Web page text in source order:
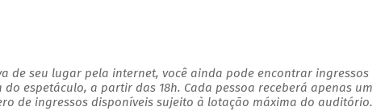
de seu lugar pela internet, você ainda pode encontrar ingressos
do espetáculo, a partir das 18h. Cada pessoa receberá apenas um
de ingressos disponíveis sujeito à lotação máxima do auditório.